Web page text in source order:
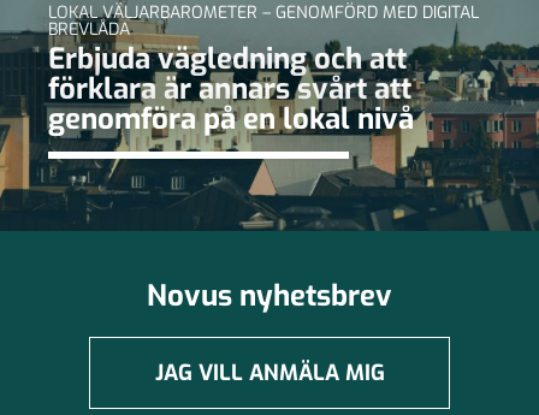
LOKAL VÄLJARBAROMETER – GENOMFÖRD MED DIGITAL
BREVLÅDA
Erbjuda vägledning och att
förklara är annars svårt att
genomföra på en lokal nivå
Novus nyhetsbrev
JAG VILL ANMÄLA MIG